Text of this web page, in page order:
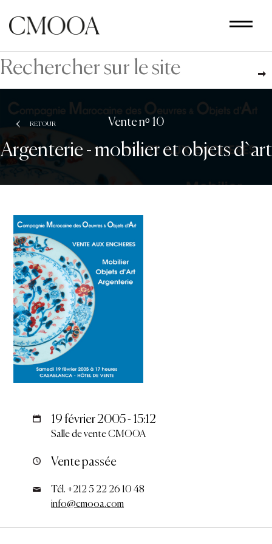
contenu
principal
RETOUR Vente nᵒ 10
Argenterie - mobilier et objets d`art
19 février 2005 - 15:12
Salle de vente CMOOA
Vente passée
Tél. +212 5 22 26 10 48
info@cmooa.com